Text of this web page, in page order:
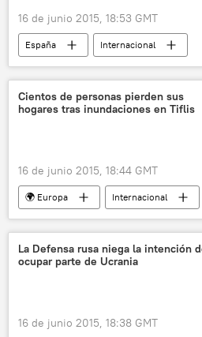
16 de junio 2015, 18:53 GMT
España
Internacional
Elecciones Autonómicas y Municipales
Esperanza Aguirre
Partido
elecciones
noticias
Cientos de personas pierden sus
hogares tras inundaciones en Tiflis
16 de junio 2015, 18:44 GMT
🌍 Europa Internacional
Georgia
inundación
La Defensa rusa niega la intención
ocupar parte de Ucrania
16 de junio 2015, 18:38 GMT